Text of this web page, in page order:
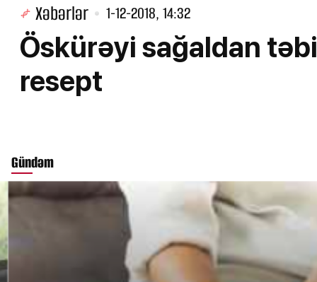
Xəbərlər 1-12-2018, 14:32
Öskürəyi sağaldan
resept
Gündəm